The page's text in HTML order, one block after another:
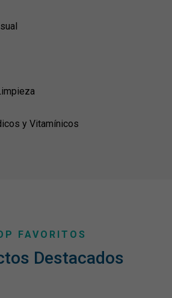
y Vitamínicos
FAVORITOS
Destacados